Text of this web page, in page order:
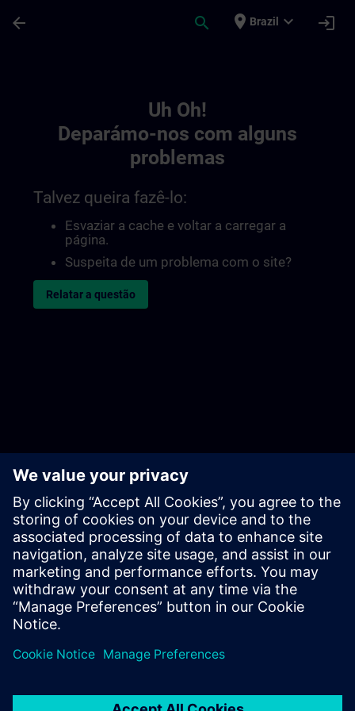
arrow_back search place Brazil expand_more login
Uh Oh!
Deparámo-nos com alguns
problemas
Talvez queira fazê-lo:
Esvaziar a cache e voltar a carregar a
página.
Suspeita de um problema com o site?
Relatar a questão